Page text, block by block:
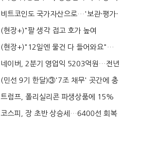
지에 상한가...
비트코인도 국가자산으로…'보관·평가·
처분' 기준은 ...
(현장+)"팔 생각 접고 호가 높여
요"…'덜 똘똘한 한 채' 20...
(현장+)"12일엔 물건 다 들어와요"…
빈 매대 채우며 문 연 ...
네이버, 2분기 영업익 5203억원…전년
비 0.2% 감소...
(민선 9기 한달)③'7조 채무' 곳간에 충
격…추미애, 20년...
트럼프, 폴리실리콘 파생상품에 15%
관세…"미 산업 재건"...
코스피, 장 초반 상승세…6400선 회복